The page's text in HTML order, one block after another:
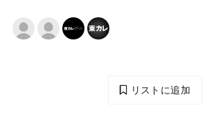
リストに追加